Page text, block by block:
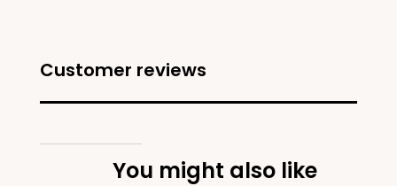
Customer reviews
You might also like